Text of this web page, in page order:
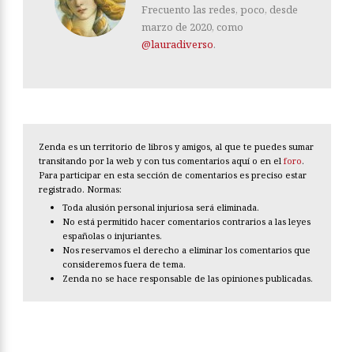
Frecuento las redes, poco, desde
marzo de 2020, como
@lauradiverso.
Zenda es un territorio de libros y amigos, al que te puedes sumar
transitando por la web y con tus comentarios aquí o en el foro.
Para participar en esta sección de comentarios es preciso estar
registrado. Normas:
Toda alusión personal injuriosa será eliminada.
No está permitido hacer comentarios contrarios a las leyes
españolas o injuriantes.
Nos reservamos el derecho a eliminar los comentarios que
consideremos fuera de tema.
Zenda no se hace responsable de las opiniones publicadas.